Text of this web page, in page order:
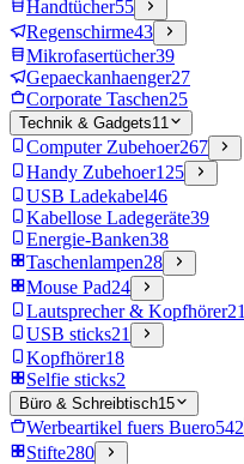
Handtücher55
Regenschirme43
Mikrofasertücher39
Gepaeckanhaenger27
Corporate Taschen25
Technik & Gadgets11
Computer Zubehoer267
Handy Zubehoer125
USB Ladekabel46
Kabellose Ladegeräte39
Energie-Banken38
Taschenlampen28
Mouse Pad24
Lautsprecher & Kopfhörer21
USB sticks21
Kopfhörer18
Selfie sticks2
Büro & Schreibtisch15
Werbeartikel fuers Buero542
Stifte280